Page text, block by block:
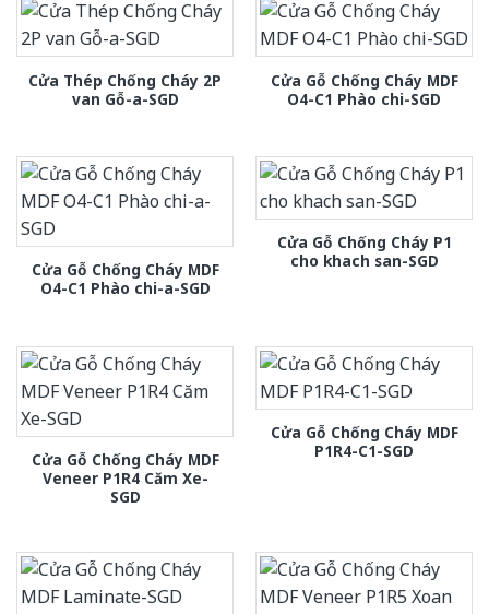
Cửa Thép Chống Cháy 2P
van Gỗ-a-SGD
Cửa Gỗ Chống Cháy MDF
O4-C1 Phào chi-SGD
Cửa Gỗ Chống Cháy MDF
O4-C1 Phào chi-a-SGD
Cửa Gỗ Chống Cháy P1
cho khach san-SGD
Cửa Gỗ Chống Cháy MDF
Veneer P1R4 Căm Xe-
SGD
Cửa Gỗ Chống Cháy MDF
P1R4-C1-SGD